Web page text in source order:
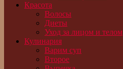
Красота
Волосы
Диеты
Уход за лицом и телом
Кулинария
Варим суп
Второе